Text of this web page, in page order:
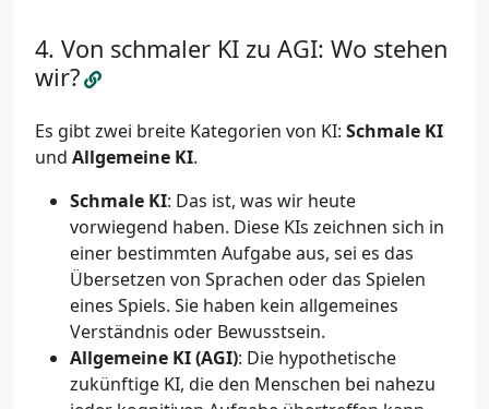
Von schmaler KI zu AGI: Wo stehen
wir?
Es gibt zwei breite Kategorien von KI: Schmale KI
und Allgemeine KI.
Schmale KI: Das ist, was wir heute
vorwiegend haben. Diese KIs zeichnen sich in
einer bestimmten Aufgabe aus, sei es das
Übersetzen von Sprachen oder das Spielen
eines Spiels. Sie haben kein allgemeines
Verständnis oder Bewusstsein.
Allgemeine KI (AGI): Die hypothetische
zukünftige KI, die den Menschen bei nahezu